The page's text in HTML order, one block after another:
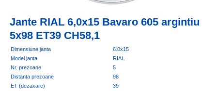
Jante RIAL 6,0x15 Bavaro 605 argintiu
5x98 ET39 CH58,1
Dimensiune janta
6.0x15
Model janta
RIAL
Nr. prezoane
5
Distanta prezoane
98
ET (dezaxare)
39